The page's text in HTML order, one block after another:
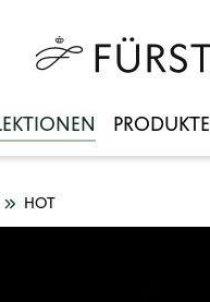
PRODUKTE
HOT